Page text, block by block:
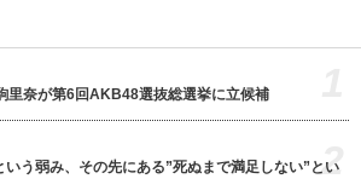
里奈が第6回AKB48選抜総選挙に立候補
う弱み、その先にある”死ぬまで満足しない”とい
2